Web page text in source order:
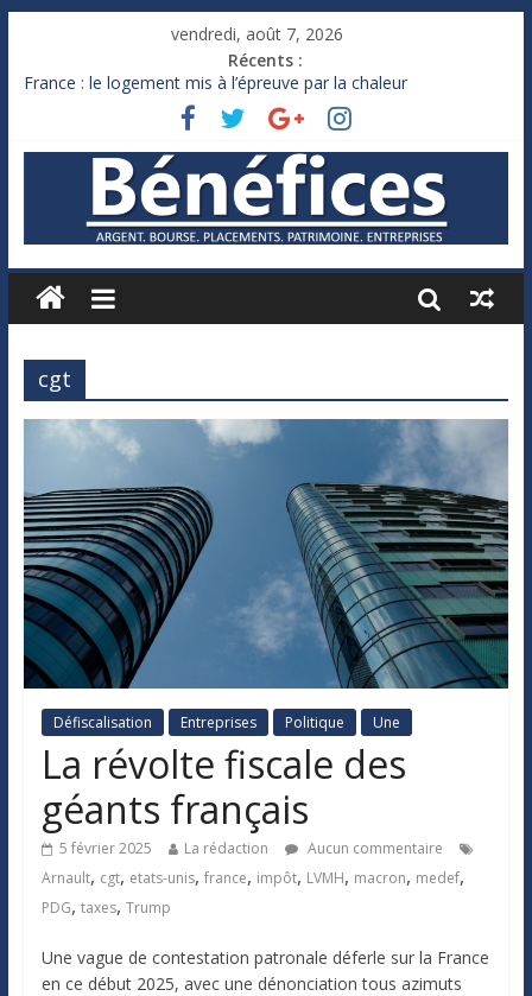
vendredi, août 7, 2026
Récents :
France : le logement mis à l’épreuve par la chaleur
Des milliards de dollars de droits de douane déjà remboursés
Royaume-Uni : Andy Burnham recule sur l’impôt
Xavier Niel, le milliardaire qui ne touche presque rien
Ruée des fortunes russes vers l’étranger
cgt
Défiscalisation Entreprises Politique Une
La révolte fiscale des
géants français
5 février 2025 La rédaction
Aucun commentaire
Arnault, cgt, etats-unis, france, impôt, LVMH, macron, medef,
PDG, taxes, Trump
Une vague de contestation patronale déferle sur la France
en ce début 2025, avec une dénonciation tous azimuts